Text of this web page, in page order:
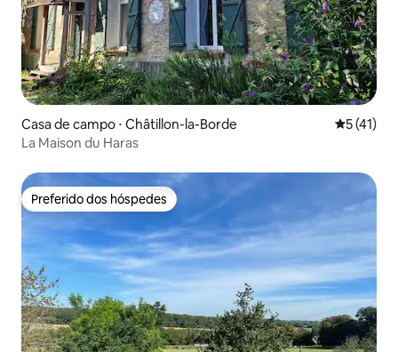
Casa de campo ⋅ Châtillon-la-Borde 5 de uma
5 (41)
La Maison du Haras
Preferido dos hóspedes
Preferido dos hóspedes